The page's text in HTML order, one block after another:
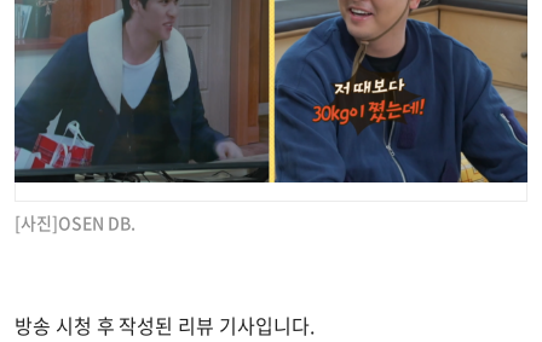
[사진]OSEN DB.
방송 시청 후 작성된 리뷰 기사입니다.